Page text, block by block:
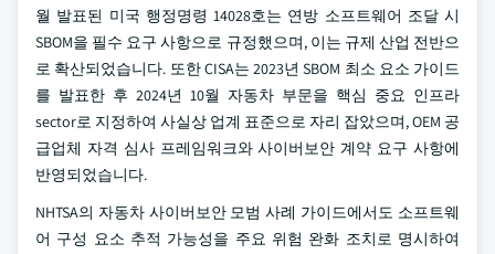
월 발표된 미국 행정명령 14028호는 연방 소프트웨어 조달 시
SBOM을 필수 요구 사항으로 규정했으며, 이는 규제 산업 전반으
로 확산되었습니다. 또한 CISA는 2023년 SBOM 최소 요소 가이드
를 발표한 후 2024년 10월 자동차 부문을 핵심 중요 인프라
sector로 지정하여 사실상 업계 표준으로 자리 잡았으며, OEM 공
급업체 자격 심사 프레임워크와 사이버보안 계약 요구 사항에
반영되었습니다.
NHTSA의 자동차 사이버보안 모범 사례 가이드에서도 소프트웨
어 구성 요소 추적 가능성을 주요 위험 완화 조치로 명시하여